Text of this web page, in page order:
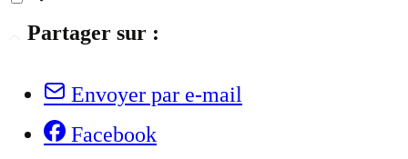
Partager sur :
Envoyer par e-mail
Facebook